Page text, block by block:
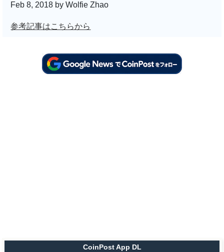
Feb 8, 2018 by Wolfie Zhao
参考記事はこちらから
CoinPost App DL